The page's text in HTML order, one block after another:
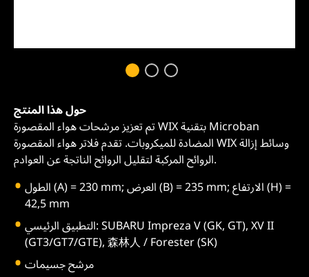
حول هذا المنتج
تم تعزيز مرشحات هواء المقصورة WIX بتقنية Microban
المضادة للميكروبات. تقدم فلاتر هواء المقصورة WIX وسائط إزالة
الروائح المركبة لتقليل الروائح الناتجة عن العوادم.
الطول (A) = 230 mm; العرض (B) = 235 mm; الارتفاع (H) =
42,5 mm
التطبيق الرئيسي: SUBARU Impreza V (GK, GT), XV II
(GT3/GT7/GTE), 森林人 / Forester (SK)
مرشح جسيمات